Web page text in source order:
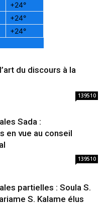
+24°
+24°
+24°
du discours à la
139510
Sada :
en vue au conseil
139510
partielles : Soula S.
S. Kalame élus